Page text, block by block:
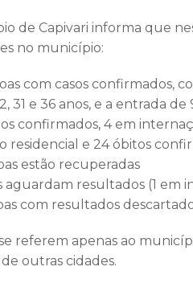
de Capivari informa que
no município:
com casos confirmados,
31 e 36 anos, e a entrada
confirmados, 4 em
residencial e 24 óbitos
estão recuperadas
aguardam resultados (1 em
com resultados
referem apenas ao
outras cidades.